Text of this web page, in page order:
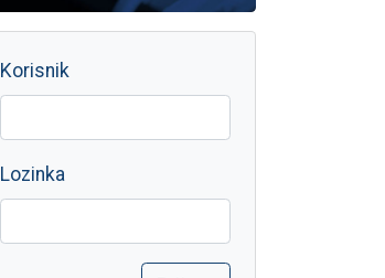
Korisnik
Lozinka